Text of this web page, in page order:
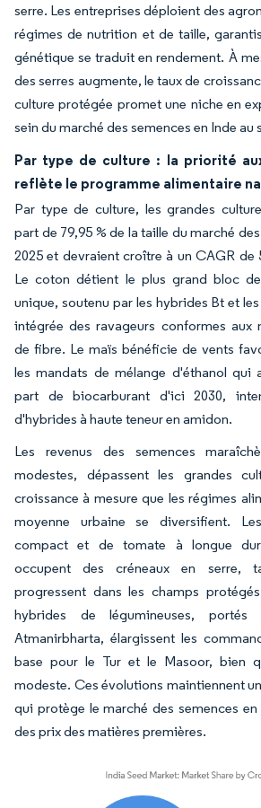
serre. Les entreprises déploient des
régimes de nutrition et de taille,
génétique se traduit en rendement. À
des serres augmente, le taux de
culture protégée promet une niche en
sein du marché des semences en Inde au
Par type de culture : la priorité
reflète le programme alimentaire
Par type de culture, les grandes
part de 79,95 % de la taille du marché
2025 et devraient croître à un CAGR de
Le coton détient le plus grand bloc
unique, soutenu par les hybrides Bt et
intégrée des ravageurs conformes aux
de fibre. Le maïs bénéficie de vents
les mandats de mélange d'éthanol qui
part de biocarburant d'ici 2030,
d'hybrides à haute teneur en amidon.
Les revenus des semences
modestes, dépassent les grandes
croissance à mesure que les régimes
moyenne urbaine se diversifient.
compact et de tomate à longue
occupent des créneaux en serre,
progressent dans les champs
hybrides de légumineuses,
Atmanirbharta, élargissent les
base pour le Tur et le Masoor, bien
modeste. Ces évolutions maintiennent
qui protège le marché des semences
des prix des matières premières.